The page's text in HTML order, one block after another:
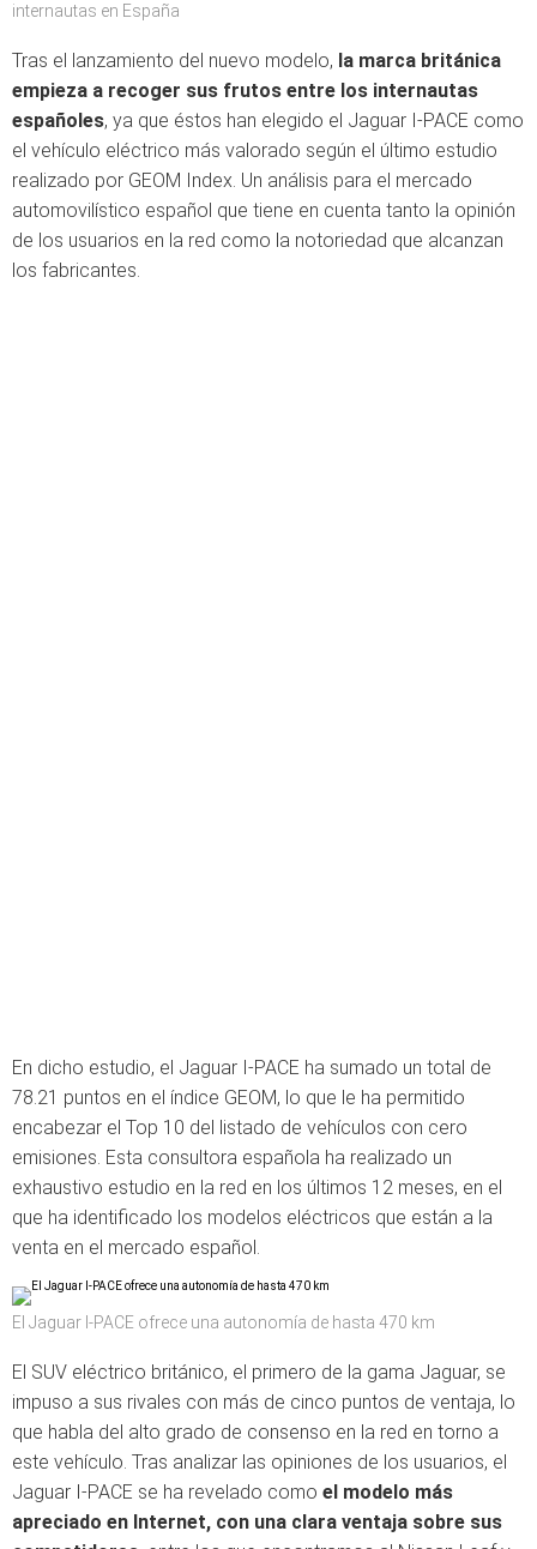
internautas en España
Tras el lanzamiento del nuevo modelo, la marca británica
empieza a recoger sus frutos entre los internautas
españoles, ya que éstos han elegido el Jaguar I-PACE como
el vehículo eléctrico más valorado según el último estudio
realizado por GEOM Index. Un análisis para el mercado
automovilístico español que tiene en cuenta tanto la opinión
de los usuarios en la red como la notoriedad que alcanzan
los fabricantes.
En dicho estudio, el Jaguar I-PACE ha sumado un total de
78.21 puntos en el índice GEOM, lo que le ha permitido
encabezar el Top 10 del listado de vehículos con cero
emisiones. Esta consultora española ha realizado un
exhaustivo estudio en la red en los últimos 12 meses, en el
que ha identificado los modelos eléctricos que están a la
venta en el mercado español.
El Jaguar I-PACE ofrece una autonomía de hasta 470 km
El SUV eléctrico británico, el primero de la gama Jaguar, se
impuso a sus rivales con más de cinco puntos de ventaja, lo
que habla del alto grado de consenso en la red en torno a
este vehículo. Tras analizar las opiniones de los usuarios, el
Jaguar I-PACE se ha revelado como el modelo más
apreciado en Internet, con una clara ventaja sobre sus